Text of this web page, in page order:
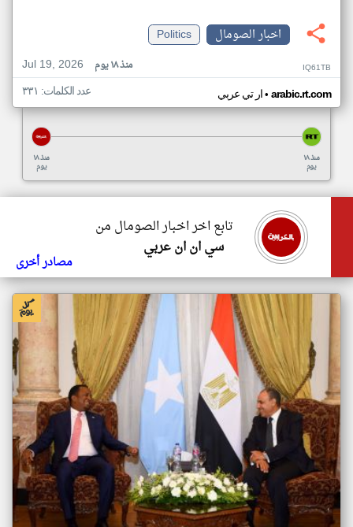
اخبار الصومال
Politics
Jul 19, 2026
منذ ١٨ يوم IQ61TB
ار تي عربي• arabic.rt.com عدد الكلمات: ٣٣١
منذ ١٨
يوم
منذ ١٨
يوم
تابع اخر اخبار الصومال من
سي ان ان عربي
مصادر أخرى